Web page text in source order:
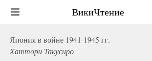
ВикиЧтение
Япония в войне 1941-1945 гг.
Хаттори Такусиро